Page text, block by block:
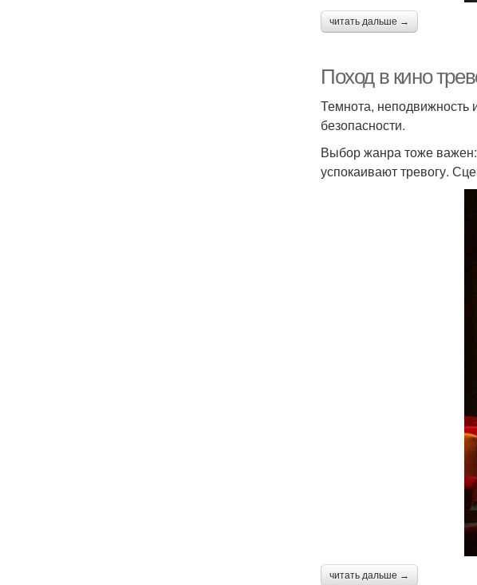
читать дальше →
Поход в кино
Темнота, неподвижность
безопасности.
Выбор жанра тоже
успокаивают тревогу.
читать дальше →